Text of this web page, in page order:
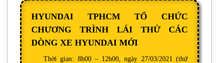
HYUNDAI TPHCM TỔ CHỨC
CHƯƠNG TRÌNH LÁI THỬ CÁC
DÒNG XE HYUNDAI MỚI
Thời gian: 8h00 – 12h00, ngày 27/03/2021 (thứ